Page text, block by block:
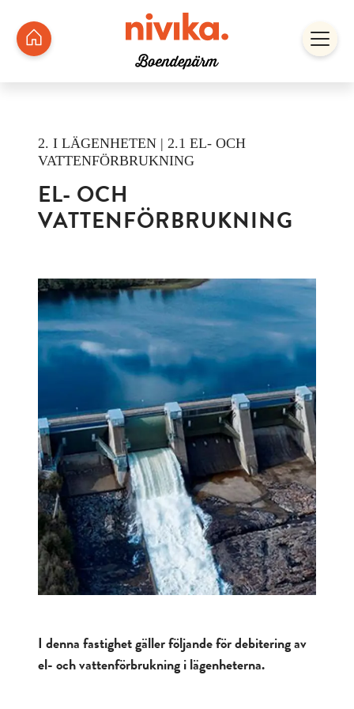
2. I LÄGENHETEN | 2.1 EL- OCH
VATTENFÖRBRUKNING
EL- OCH
VATTENFÖRBRUKNING
I denna fastighet gäller följande för debitering av
el- och vattenförbrukning i lägenheterna.